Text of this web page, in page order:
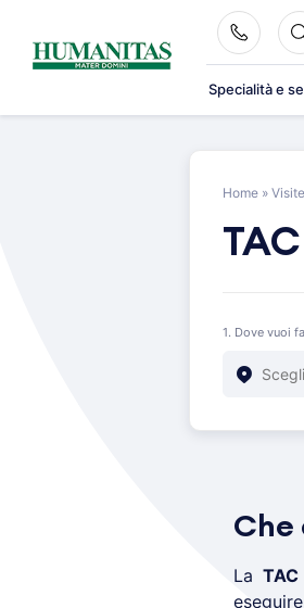
content
Specialità e
Home »
1. Dove vuoi
Che
La